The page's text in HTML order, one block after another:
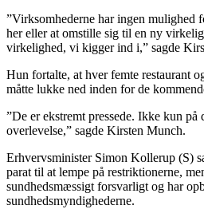
”Virksomhederne har ingen mulighed
her eller at omstille sig til en ny
virkelighed, vi kigger ind i,” sagde
Hun fortalte, at hver femte restaurant
måtte lukke ned inden for de
”De er ekstremt pressede. Ikke kun på
overlevelse,” sagde Kirsten Munch.
Erhvervsminister Simon Kollerup (S)
parat til at lempe på restriktionerne,
sundhedsmæssigt forsvarligt og har
sundhedsmyndighederne.